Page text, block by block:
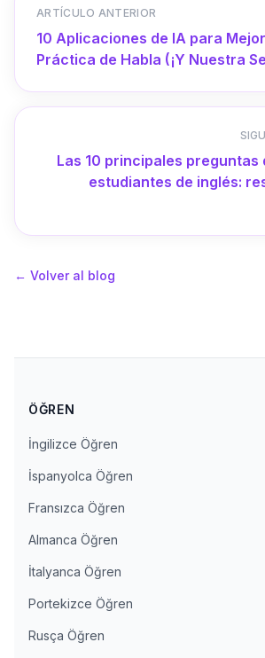
ARTÍCULO ANTERIOR
10 Aplicaciones de IA para
Práctica de Habla (¡Y Nuestra
Las 10 principales preguntas
estudiantes de inglés:
← Volver al blog
ÖĞREN
İngilizce Öğren
İspanyolca Öğren
Fransızca Öğren
Almanca Öğren
İtalyanca Öğren
Portekizce Öğren
Rusça Öğren